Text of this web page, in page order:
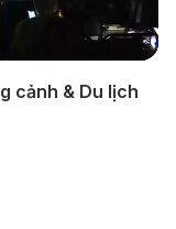
cảnh & Du lịch